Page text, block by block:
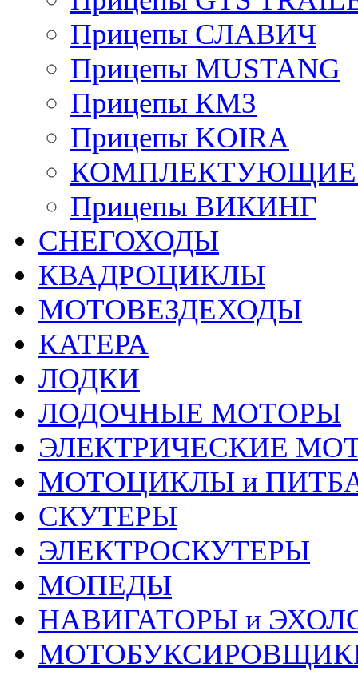
Прицепы СЛАВИЧ
Прицепы MUSTANG
Прицепы КМЗ
Прицепы KOIRA
КОМПЛЕКТУЮЩИЕ
Прицепы ВИКИНГ
СНЕГОХОДЫ
КВАДРОЦИКЛЫ
МОТОВЕЗДЕХОДЫ
КАТЕРА
ЛОДКИ
ЛОДОЧНЫЕ МОТОРЫ
ЭЛЕКТРИЧЕСКИЕ
МОТОЦИКЛЫ и
СКУТЕРЫ
ЭЛЕКТРОСКУТЕРЫ
МОПЕДЫ
НАВИГАТОРЫ и